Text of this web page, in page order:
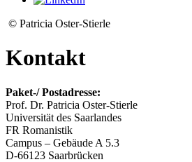
© Patricia Oster-Stierle
Kontakt
Paket-/ Postadresse:
Prof. Dr. Patricia Oster-Stierle
Universität des Saarlandes
FR Romanistik
Campus – Gebäude A 5.3
D-66123 Saarbrücken